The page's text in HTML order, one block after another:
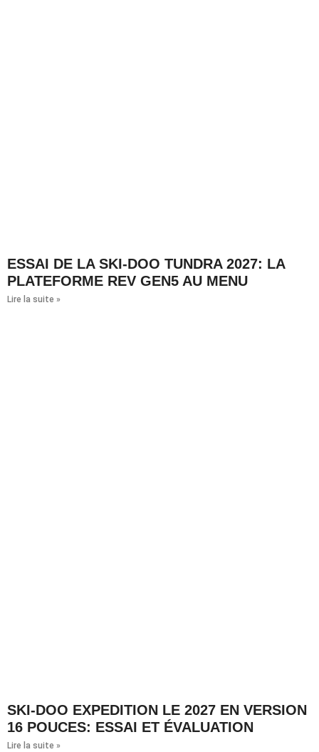
ESSAI DE LA SKI-DOO TUNDRA 2027: LA
PLATEFORME REV GEN5 AU MENU
Lire la suite »
SKI-DOO EXPEDITION LE 2027 EN VERSION
16 POUCES: ESSAI ET ÉVALUATION
Lire la suite »